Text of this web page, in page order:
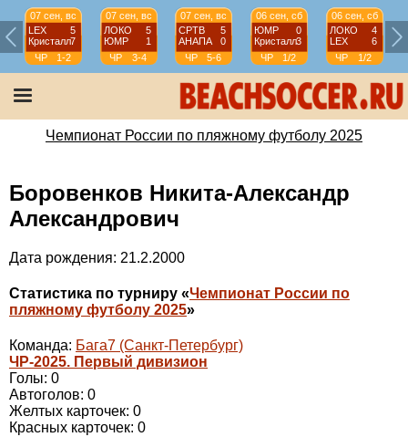
07 сен, вс
LEX
5
Кристалл7
ЧР
1-2
07 сен, вс
ЛОКО
5
ЮМР
1
ЧР
3-4
07 сен, вс
СРТВ
5
АНАПА
0
ЧР
5-6
06 сен, сб
ЮМР
0
Кристалл3
ЧР
1/2
06 сен, сб
ЛОКО
4
LEX
6
ЧР
1/2
Чемпионат России по пляжному футболу 2025
Боровенков Никита-Александр
Александрович
Дата рождения: 21.2.2000
Статистика по турниру «Чемпионат России по
пляжному футболу 2025»
Команда: Бага7 (Санкт-Петербург)
ЧР-2025. Первый дивизион
Голы: 0
Автоголов: 0
Желтых карточек: 0
Красных карточек: 0